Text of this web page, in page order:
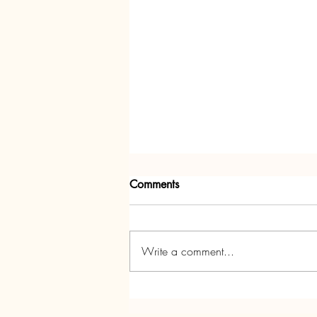
Comments
Write a comment...